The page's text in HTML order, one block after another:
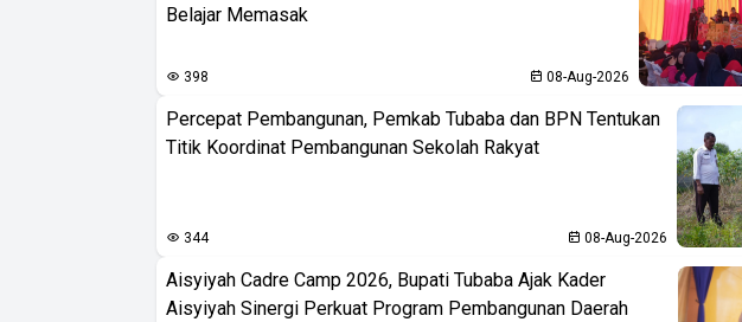
Belajar Memasak
398 08-Aug-2026
Percepat Pembangunan, Pemkab Tubaba dan BPN Tentukan
Titik Koordinat Pembangunan Sekolah Rakyat
344 08-Aug-2026
Aisyiyah Cadre Camp 2026, Bupati Tubaba Ajak Kader
Aisyiyah Sinergi Perkuat Program Pembangunan Daerah